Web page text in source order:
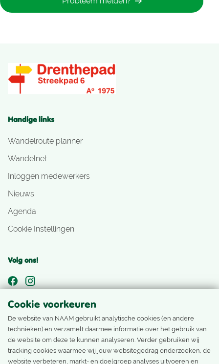
Handige links
Wandelroute planner
Wandelnet
Inloggen medewerkers
Nieuws
Agenda
Cookie Instellingen
Volg ons!
Als Nivonlid ontvang je het laatste nieuws, ons ledenblad
en boek je accommodaties, reizen en activiteiten met
ledentarief.
Cookie voorkeuren
De website van NAAM gebruikt analytische cookies (en andere
technieken) en verzamelt daarmee informatie over het gebruik van
de website om deze te kunnen analyseren. Verder gebruiken wij
tracking cookies waarmee wij jouw websitegedrag onderzoeken, de
website verbeteren, markt- en doelgroep analyses uitvoeren en